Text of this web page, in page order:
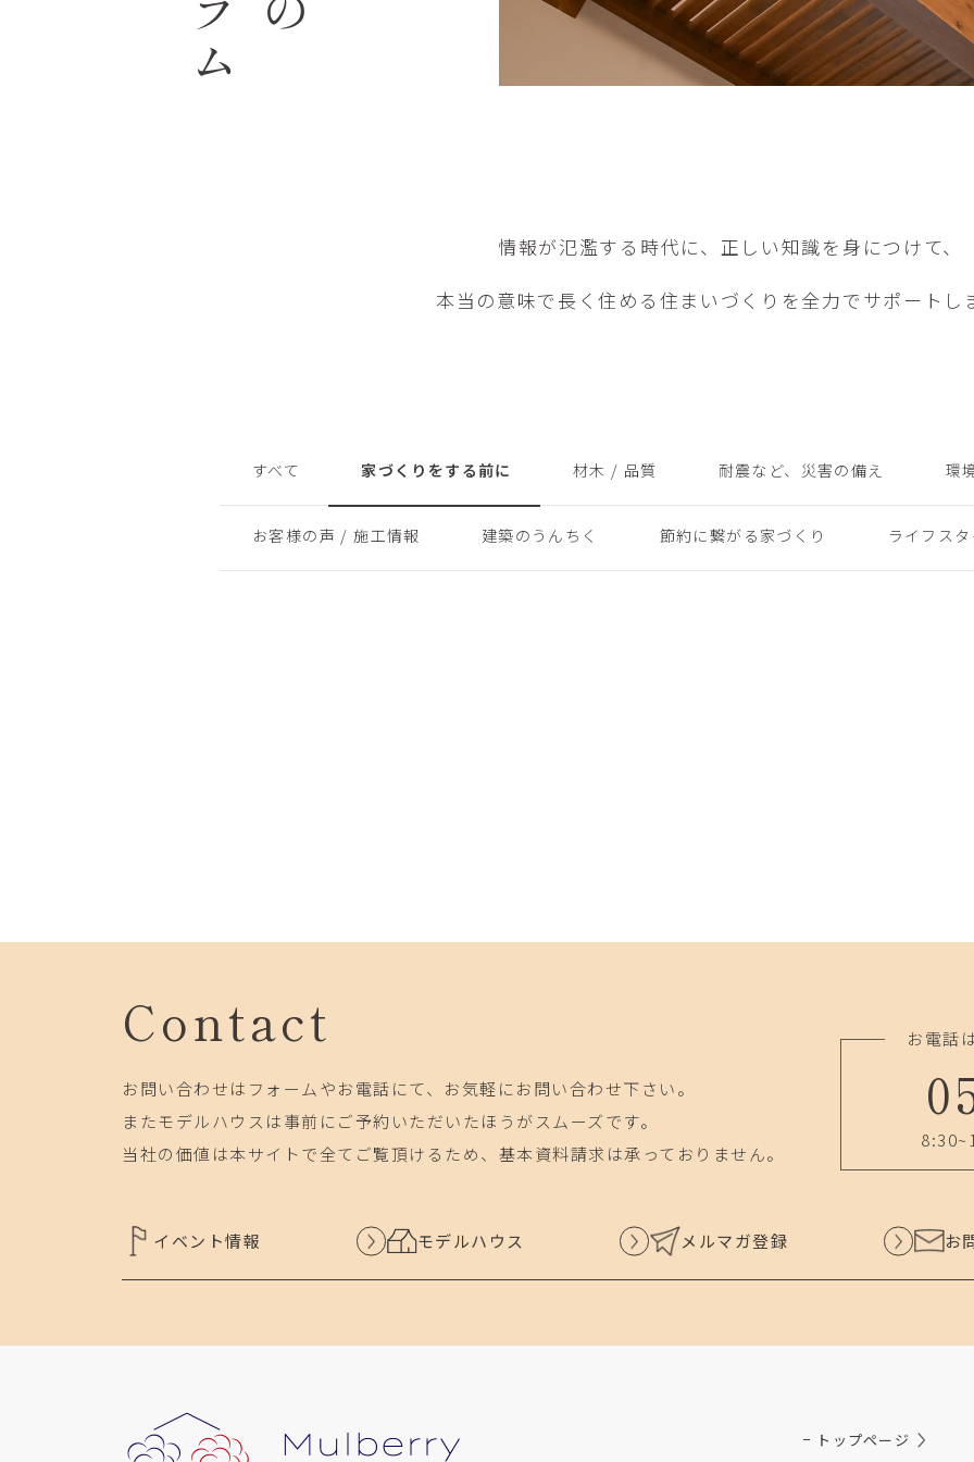
情報が氾濫する時代に、正しい知識を身につけて、
本当の意味で長く住める住まいづくりを全力でサポートし
すべて 家づくりをする前に 材木 / 品質 耐震など、災害の備え 環
お客様の声 / 施工情報 建築のうんちく 節約に繋がる家づくり ライフス
Contact
お問い合わせはフォームやお電話にて、お気軽にお問い合わせ下さい。
またモデルハウスは事前にご予約いただいたほうがスムーズです。
当社の価値は本サイトで全てご覧頂けるため、基本資料請求は承っておりません。
お電話
イベント情報 モデルハウス メルマガ登録 お
トップページ